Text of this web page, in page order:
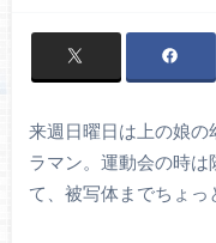
来週日曜日は上の娘の
ラマン。運動会の時は
て、被写体までちょっ